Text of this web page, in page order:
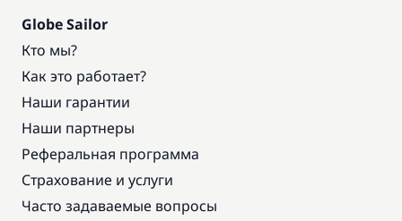
Globe Sailor
Кто мы?
Как это работает?
Наши гарантии
Наши партнеры
Реферальная программа
Страхование и услуги
Часто задаваемые вопросы